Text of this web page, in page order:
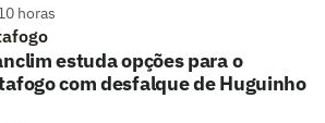
horas
estuda opções para o
com desfalque de Huguinho